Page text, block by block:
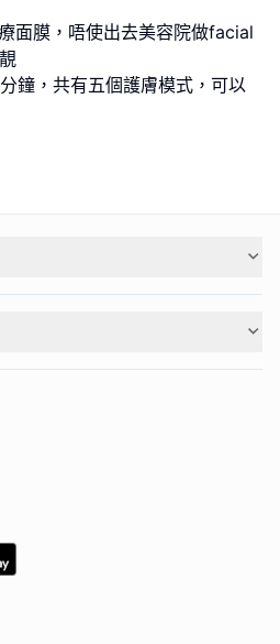
面膜，唔使出去美容院做facial
鐘，共有五個護膚模式，可以